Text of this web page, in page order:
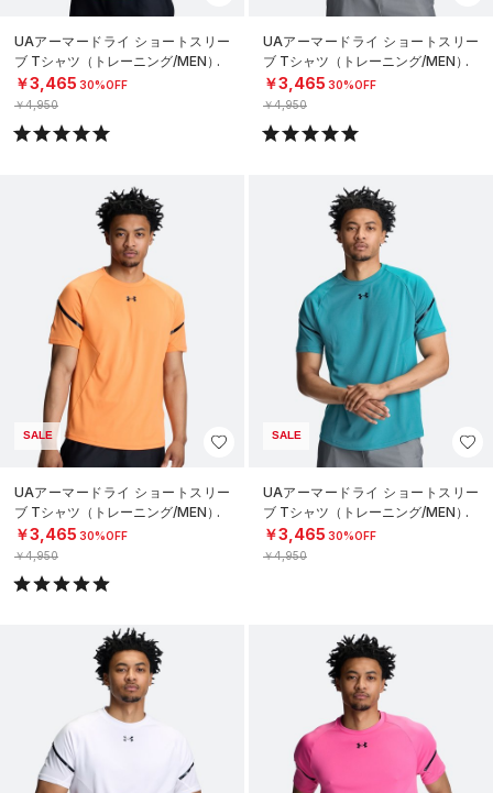
UAアーマードライ ショートスリー
ブ Tシャツ（トレーニング/MEN）
￥3,465 30%OFF
￥4,950
UAアーマードライ ショートスリー
ブ Tシャツ（トレーニング/MEN）
￥3,465 30%OFF
￥4,950
SALE
UAアーマードライ ショートスリー
ブ Tシャツ（トレーニング/MEN）
￥3,465 30%OFF
￥4,950
SALE
UAアーマードライ ショートスリー
ブ Tシャツ（トレーニング/MEN）
￥3,465 30%OFF
￥4,950